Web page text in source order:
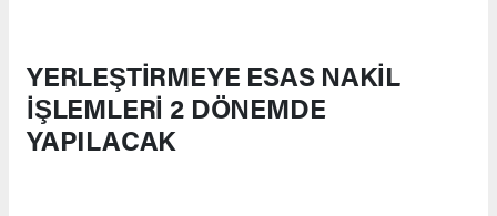
YERLEŞTİRMEYE ESAS NAKİL
İŞLEMLERİ 2 DÖNEMDE
YAPILACAK